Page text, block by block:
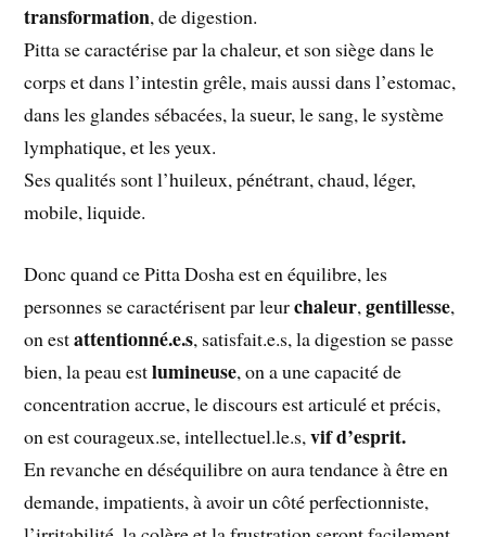
transformation, de digestion.
Pitta se caractérise par la chaleur, et son siège dans le
corps et dans l’intestin grêle, mais aussi dans l’estomac,
dans les glandes sébacées, la sueur, le sang, le système
lymphatique, et les yeux.
Ses qualités sont l’huileux, pénétrant, chaud, léger,
mobile, liquide.
Donc quand ce Pitta Dosha est en équilibre, les
personnes se caractérisent par leurchaleur,gentillesse,
on estattentionné.e.s, satisfait.e.s, la digestion se passe
bien, la peau estlumineuse, on a une capacité de
concentration accrue, le discours est articulé et précis,
on est courageux.se, intellectuel.le.s,vif d’esprit.
En revanche en déséquilibre on aura tendance à être en
demande, impatients, à avoir un côté perfectionniste,